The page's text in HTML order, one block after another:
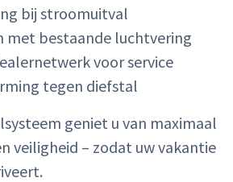
bij stroomuitval
met bestaande luchtvering
voor service
tegen diefstal
geniet u van maximaal
veiligheid – zodat uw vakantie